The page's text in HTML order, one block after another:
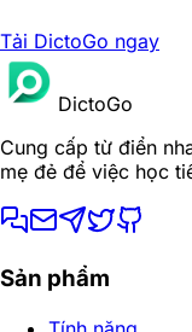
Tải DictoGo ngay
DictoGo
Cung cấp từ điển
mẹ đẻ để việc học
Sản phẩm